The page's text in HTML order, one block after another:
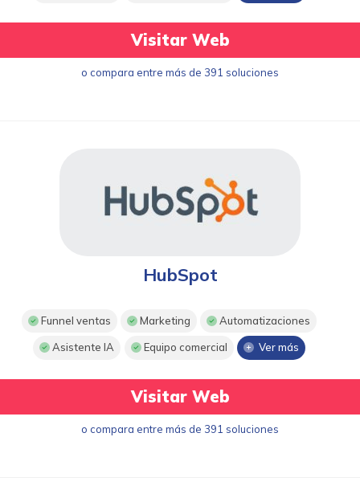
Visitar Web
o compara entre más de 391 soluciones
HubSpot
Funnel ventas Marketing Automatizaciones
Asistente IA Equipo comercial Ver más
Visitar Web
o compara entre más de 391 soluciones